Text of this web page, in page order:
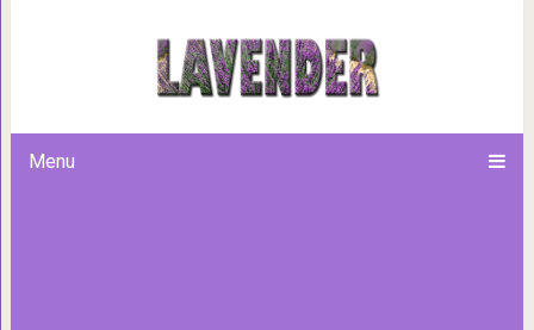
Menu
Древний Цавтат: самый